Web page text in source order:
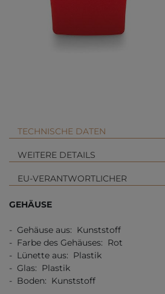
TECHNISCHE DATEN
WEITERE DETAILS
EU-VERANTWORTLICHER
GEHÄUSE
- Gehäuse aus: Kunststoff
- Farbe des Gehäuses: Rot
- Lünette aus: Plastik
- Glas: Plastik
- Boden: Kunststoff